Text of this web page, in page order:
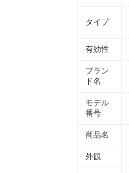
タイプ
有効性
ブラン
ド名
モデル
番号
商品名
外観